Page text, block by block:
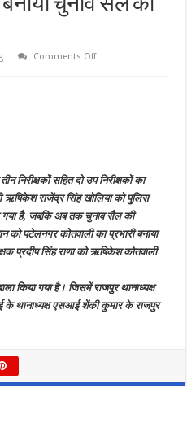
चुनाव सेल का
Comments Offon
बनाया
चुनाव
सेल
का
प्रभारी,
जारी
निरीक्षकों सहित दो उप निरीक्षकों का
ऋषिकेश राजेंद्र सिंह खोलिया को पुलिस
गया है, जबकि अब तक चुनाव सैल की
को पटेलनगर कोतवाली का प्रभारी बनाया
प्रदीप सिंह राणा को ऋषिकेश कोतवाली
किया गया है। जिसमें राजपुर थानाध्यक्ष
थानाध्यक्ष एसआई शेंकी कुमार के राजपुर